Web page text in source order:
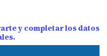
y completar los datos